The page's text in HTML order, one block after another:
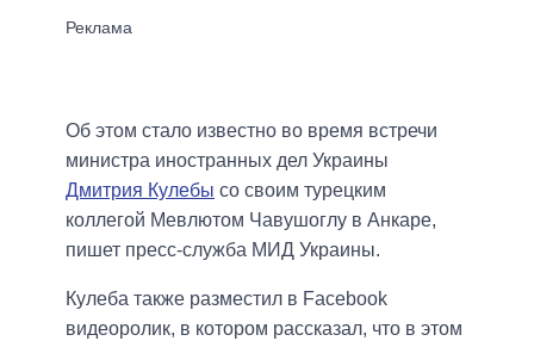
Об этом стало известно во время встречи
министра иностранных дел Украины
Дмитрия Кулебы со своим турецким
коллегой Мевлютом Чавушоглу в Анкаре,
пишет пресс-служба МИД Украины.
Кулеба также разместил в Facebook
видеоролик, в котором рассказал, что в этом